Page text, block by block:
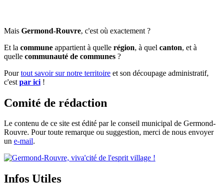
Mais Germond-Rouvre, c'est où exactement ?
Et la commune appartient à quelle région, à quel canton, et à
quelle communauté de communes ?
Pourtout savoir sur notre territoire et son découpage administratif,
c'est par ici !
Comité de rédaction
Le contenu de ce site est édité par le conseil municipal de Germond-
Rouvre. Pour toute remarque ou suggestion, merci de nous envoyer
un e-mail.
Infos Utiles